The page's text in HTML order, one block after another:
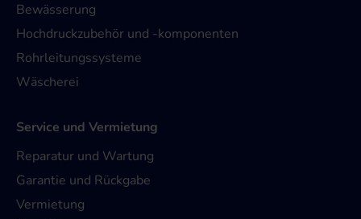
Bewässerung
Hochdruckzubehör und -komponenten
Rohrleitungssysteme
Wäscherei
Service und Vermietung
Reparatur und Wartung
Garantie und Rückgabe
Vermietung